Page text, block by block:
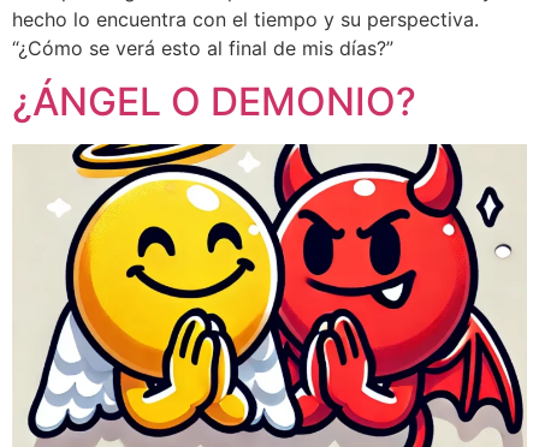
hecho lo encuentra con el tiempo y su perspectiva.
“¿Cómo se verá esto al final de mis días?”
¿ÁNGEL O DEMONIO?